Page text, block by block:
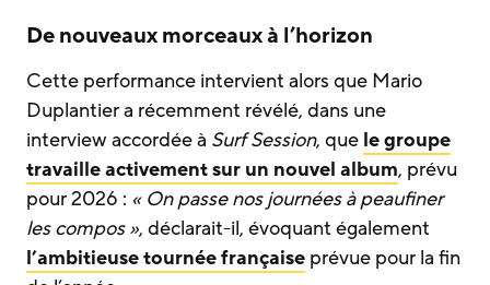
De nouveaux morceaux à l’horizon
Cette performance intervient alors que Mario
Duplantier a récemment révélé, dans une
interview accordée à Surf Session, que le groupe
travaille activement sur un nouvel album, prévu
pour 2026 : « On passe nos journées à peaufiner
les compos », déclarait-il, évoquant également
l’ambitieuse tournée française prévue pour la fin